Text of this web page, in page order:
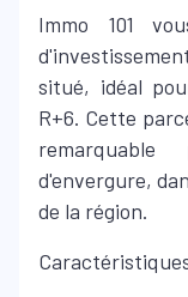
Immo 101
situé, idéal
R+6. Cette
d'envergure,
de la région.